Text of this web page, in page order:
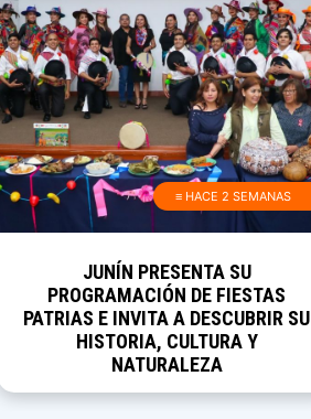
≡ HACE 2 SEMANAS
JUNÍN PRESENTA SU
PROGRAMACIÓN DE FIESTAS
PATRIAS E INVITA A DESCUBRIR SU
HISTORIA, CULTURA Y
NATURALEZA